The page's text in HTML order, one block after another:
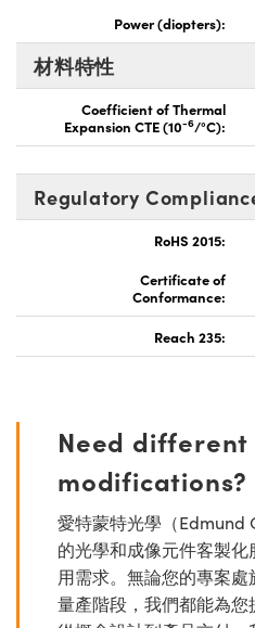
Power (diopters):
材料特性
Coefficient of Thermal
Expansion CTE (10-6/°C):
Regulatory
RoHS 2015:
Certificate of
Conformance:
Reach 235:
Need different
modifications?
愛特蒙特光學（Edmund
的光學和成像元件客製
用需求。無論您的專案
量產階段，我們都能為您